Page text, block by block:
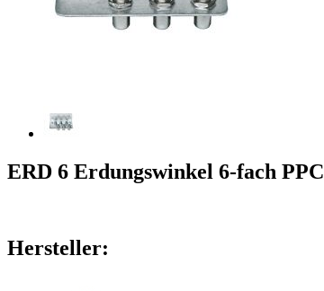
ERD 6 Erdungswinkel 6-fach PPC
Hersteller: